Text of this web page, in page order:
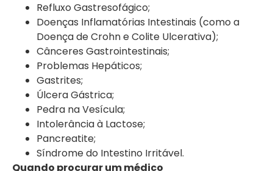
Refluxo Gastresofágico;
Doenças Inflamatórias Intestinais (como a
Doença de Crohn e Colite Ulcerativa);
Cânceres Gastrointestinais;
Problemas Hepáticos;
Gastrites;
Úlcera Gástrica;
Pedra na Vesícula;
Intolerância à Lactose;
Pancreatite;
Síndrome do Intestino Irritável.
Quando procurar um médico